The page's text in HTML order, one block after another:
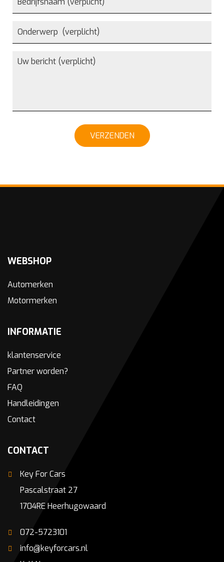
VERZENDEN
WEBSHOP
Automerken
Motormerken
INFORMATIE
klantenservice
Partner worden?
FAQ
Handleidingen
Contact
CONTACT
Key For Cars
Pascalstraat 27
1704RE Heerhugowaard
072-5723101
info@keyforcars.nl